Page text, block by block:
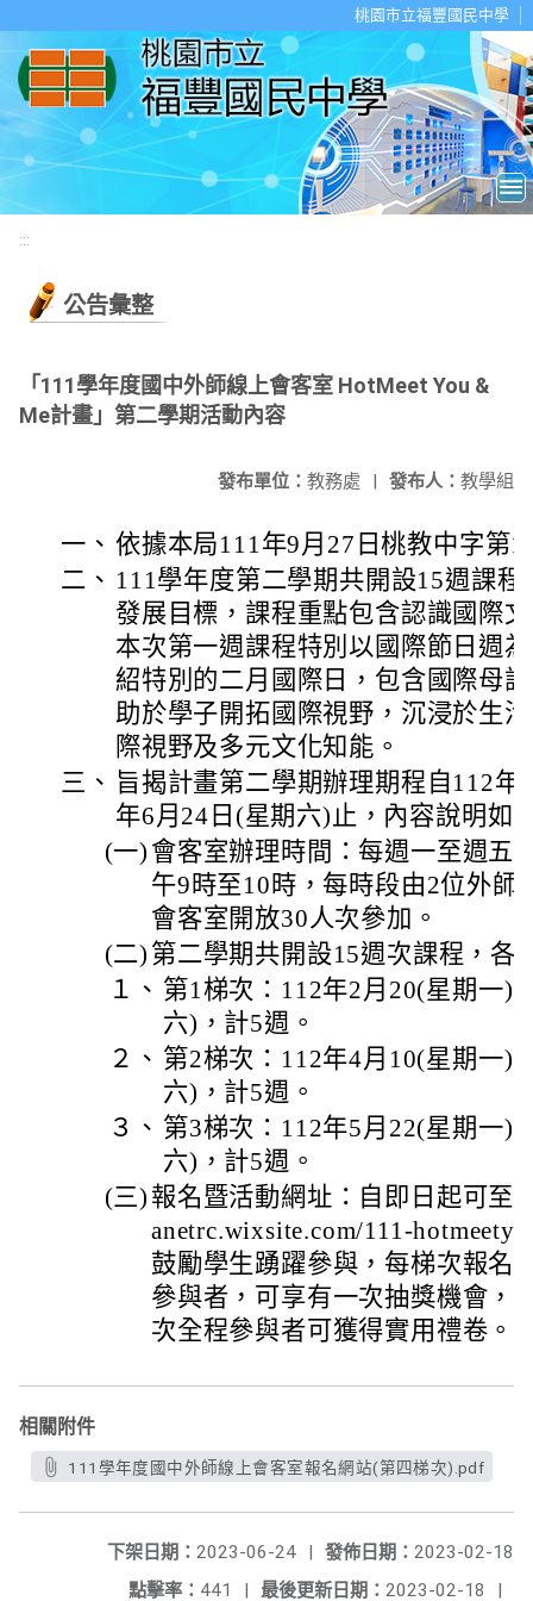
桃園市立福豐國民中學
:::
公告彙整
「111學年度國中外師線上會客室 HotMeet You &
Me計畫」第二學期活動內容
發布人： 教學組
發布單位： 教務處 |
一、 依據本局111年9月27日桃教中字第
二、 111學年度第二學期共開設15週課程
發展目標，課程重點包含認識國際
本次第一週課程特別以國際節日週
紹特別的二月國際日，包含國際母
助於學子開拓國際視野，沉浸於生
際視野及多元文化知能。
三、 旨揭計畫第二學期辦理期程自112年
年6月24日(星期六)止，內容說明如
(一) 會客室辦理時間：每週一至週五
午9時至10時，每時段由2位外師
會客室開放30人次參加。
(二) 第二學期共開設15週次課程，各
１、 第1梯次：112年2月20(星期一)
六)，計5週。
２、 第2梯次：112年4月10(星期一)
六)，計5週。
３、 第3梯次：112年5月22(星期一)
六)，計5週。
(三) 報名暨活動網址：自即日起可至
anetrc.wixsite.com/111-
鼓勵學生踴躍參與，每梯次報名
參與者，可享有一次抽獎機會，
次全程參與者可獲得實用禮卷。
相關附件
111學年度國中外師線上會客室報名網站(第四梯次).pdf
發佈日期： 2023-02-18
下架日期： 2023-06-24
|
最後更新日期： 2023-02-18 |
點擊率： 441 |